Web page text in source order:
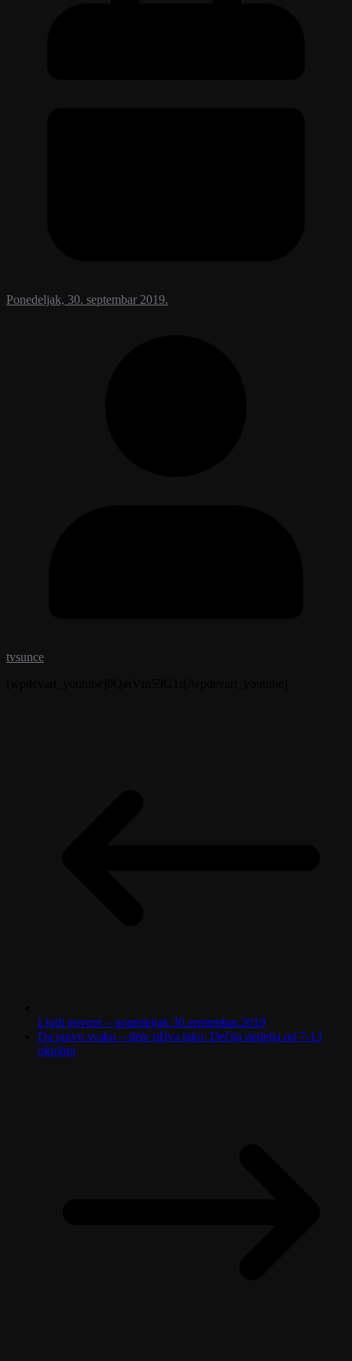
Ponedeljak, 30. septembar 2019.
tvsunce
Ljudi govore – ponedeljak 30.septembar.2019
Da pravo svako – dete uživa lako: Dečija nedelja od 7-13
oktobra